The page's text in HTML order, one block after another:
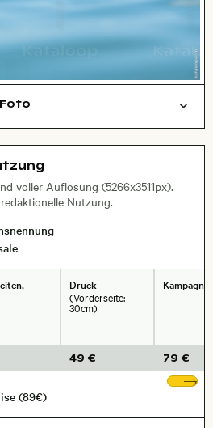
springen
voller Auflösung (5266x3511px).
Nutzung.
Druck
(Vorderseite:
30cm)
49 € 79 €
(89€)